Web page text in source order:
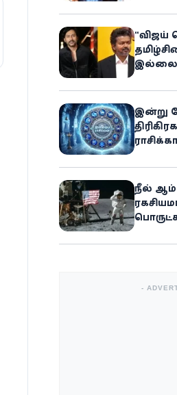
“விஜய்
இல்லை”
இன்று
நீல்
-